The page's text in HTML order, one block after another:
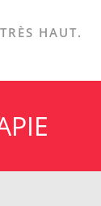
HAUT.